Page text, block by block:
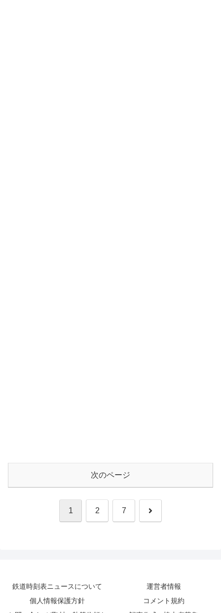
次のページ
1 2 7 次
鉄道時刻表ニュースについて
運営者情報
個人情報保護方針
コメント規約